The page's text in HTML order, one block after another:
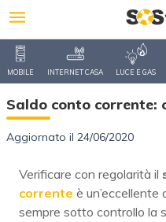
MOBILE INTERNET CASA LUCE E GAS
Saldo conto corrente:
Aggiornato il 24/06/2020
Verificare con regolarità il
corrente è
sempre sotto controllo la